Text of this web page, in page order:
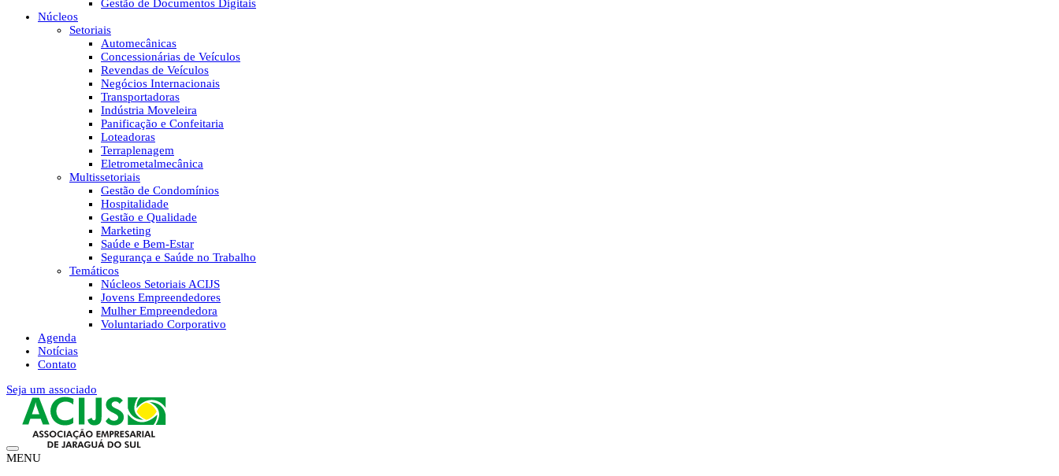
Gestão de Documentos Digitais
Núcleos
Setoriais
Automecânicas
Concessionárias de Veículos
Revendas de Veículos
Negócios Internacionais
Transportadoras
Indústria Moveleira
Panificação e Confeitaria
Loteadoras
Terraplenagem
Eletrometalmecânica
Multissetoriais
Gestão de Condomínios
Hospitalidade
Gestão e Qualidade
Marketing
Saúde e Bem-Estar
Segurança e Saúde no Trabalho
Temáticos
Núcleos Setoriais ACIJS
Jovens Empreendedores
Mulher Empreendedora
Voluntariado Corporativo
Agenda
Notícias
Contato
Seja um associado
MENU